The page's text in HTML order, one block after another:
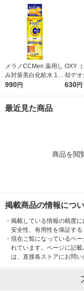
メラノCCMen 薬用し
み対策美白化粧水 170
ml ロート製薬
990円
OXY
却デオ
ッシュ
630円
最近見た商品
商品を閲
掲載商品の情報につ
・ 掲載している情報の精度に
安全性、有用性を保証する
・ 現在ご覧になっているペ
れています。ページに記
は、直接各ストアにお問い